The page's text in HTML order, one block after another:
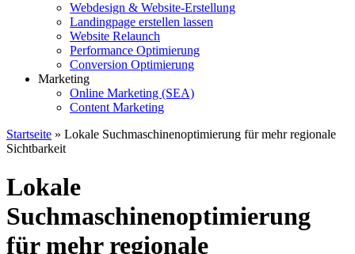
Webdesign & Website-Erstellung
Landingpage erstellen lassen
Website Relaunch
Performance Optimierung
Conversion Optimierung
Marketing
Online Marketing (SEA)
Content Marketing
Startseite » Lokale Suchmaschinenoptimierung für mehr regionale
Sichtbarkeit
Lokale
Suchmaschinenoptimierung
für mehr regionale